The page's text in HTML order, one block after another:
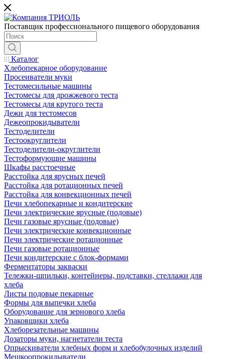
Поставщик профессионального пищевого оборудования
Каталог
Хлебопекарное оборудование
Просеиватели муки
Тестомесильные машины
Тестомесы для дрожжевого теста
Тестомесы для крутого теста
Дежи для тестомесов
Дежеопрокидыватели
Тестоделители
Тестоокруглители
Тестоделители-округлители
Тестоформующие машины
Шкафы расстоечные
Расстойка для ярусных печей
Расстойка для ротационных печей
Расстойка для конвекционных печей
Печи хлебопекарные и кондитерские
Печи электрические ярусные (подовые)
Печи газовые ярусные (подовые)
Печи электрические конвекционные
Печи электрические ротационные
Печи газовые ротационные
Печи кондитерские с блок-формами
Ферментаторы закваски
Тележки-шпильки, контейнеры, подставки, стеллажи для
хлеба
Листы подовые пекарные
Формы для выпечки хлеба
Оборудование для зернового хлеба
Упаковщики хлеба
Хлеборезательные машины
Дозаторы муки, нагнетатели теста
Опрыскиватели хлебных форм и хлебобулочных изделий
Мешкоопрокидыватели